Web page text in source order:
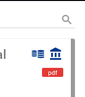
pdf